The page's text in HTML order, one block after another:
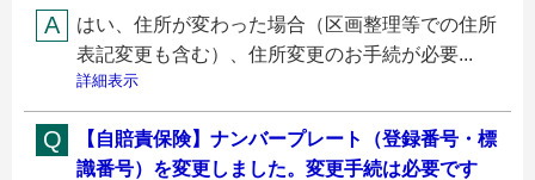
はい、住所が変わった場合（区画整理等での住所
表記変更も含む）、住所変更のお手続が必要...
詳細表示
【自賠責保険】ナンバープレート（登録番号・標
識番号）を変更しました。変更手続は必要です